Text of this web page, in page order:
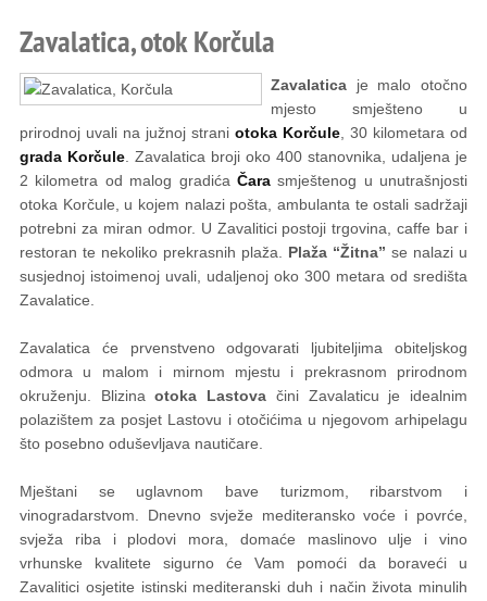
Zavalatica, otok Korčula
Zavalatica je malo otočno
mjesto smješteno u
prirodnoj uvali na južnoj strani otoka Korčule, 30 kilometara od
grada Korčule. Zavalatica broji oko 400 stanovnika, udaljena je
2 kilometra od malog gradića Čarasmještenog u unutrašnjosti
otoka Korčule, u kojem nalazi pošta, ambulanta te ostali sadržaji
potrebni za miran odmor. U Zavalitici postoji trgovina, caffe bar i
restoran te nekoliko prekrasnih plaža. Plaža “Žitna” se nalazi u
susjednoj istoimenoj uvali, udaljenoj oko 300 metara od središta
Zavalatice.
Zavalatica će prvenstveno odgovarati ljubiteljima obiteljskog
odmora u malom i mirnom mjestu i prekrasnom prirodnom
okruženju. Blizinaotoka Lastova čini Zavalaticu je idealnim
polazištem za posjet Lastovu i otočićima u njegovom arhipelagu
što posebno oduševljava nautičare.
Mještani se uglavnom bave turizmom, ribarstvom i
vinogradarstvom. Dnevno svježe mediteransko voće i povrće,
svježa riba i plodovi mora, domaće maslinovo ulje i vino
vrhunske kvalitete sigurno će Vam pomoći da boraveći u
Zavalitici osjetite istinski mediteranski duh i način života minulih